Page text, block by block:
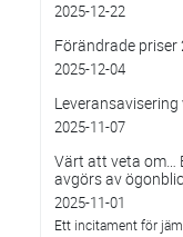
2025-12-22
Förändrade priser
2025-12-04
Leveransavisering
2025-11-07
Värt att veta om…
avgörs av
2025-11-01
Ett incitament för